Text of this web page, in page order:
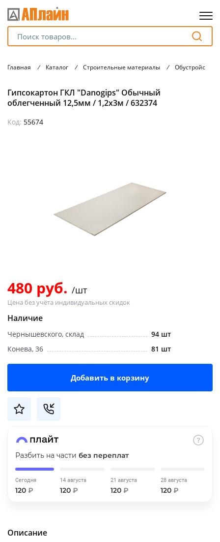
Главная / Каталог / Строительные материалы / Обустройство
Гипсокартон ГКЛ "Danogips" Обычный
облегченный 12,5мм / 1,2х3м / 632374
Код: 55674
480 руб. /шт
Цена без учёта индивидуальных скидок
Наличие
Чернышевского, склад
94 шт
Конева, 36
81 шт
Добавить в корзину
Разбить на части без переплат
Сегодня
120 ₽
14 августа
120₽
21 августа
120 ₽
28 августа
120 ₽
Описание
оплатуна части
Добавляйте товары
Оплачивайте сегодня только
25% картой любого банка
выбранный способом
списыватьсяс вашей карты
по25%каждые 2 недели
Подробнее
об оплате Плайтом